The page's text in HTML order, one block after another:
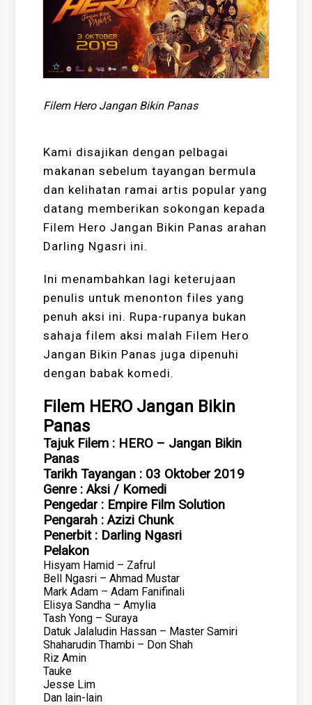
Filem Hero Jangan Bikin Panas
Kami disajikan dengan pelbagai
makanan sebelum tayangan bermula
dan kelihatan ramai artis popular yang
datang memberikan sokongan kepada
Filem Hero Jangan Bikin Panas arahan
Darling Ngasri ini.
Ini menambahkan lagi keterujaan
penulis untuk menonton files yang
penuh aksi ini. Rupa-rupanya bukan
sahaja filem aksi malah Filem Hero
Jangan Bikin Panas juga dipenuhi
dengan babak komedi.
Filem HERO Jangan Bikin
Panas
Tajuk Filem : HERO – Jangan Bikin
Panas
Tarikh Tayangan : 03 Oktober 2019
Genre : Aksi / Komedi
Pengedar : Empire Film Solution
Pengarah : Azizi Chunk
Penerbit : Darling Ngasri
Pelakon
Hisyam Hamid – Zafrul
Bell Ngasri – Ahmad Mustar
Mark Adam – Adam Fanifinali
Elisya Sandha – Amylia
Tash Yong – Suraya
Datuk Jalaludin Hassan – Master Samiri
Shaharudin Thambi – Don Shah
Riz Amin
Tauke
Jesse Lim
Dan lain-lain